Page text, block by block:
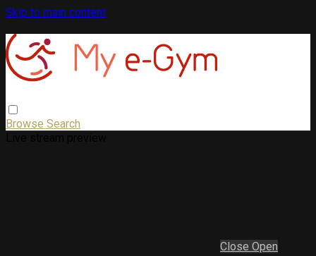
Skip to main content
Browse Search
Close Open